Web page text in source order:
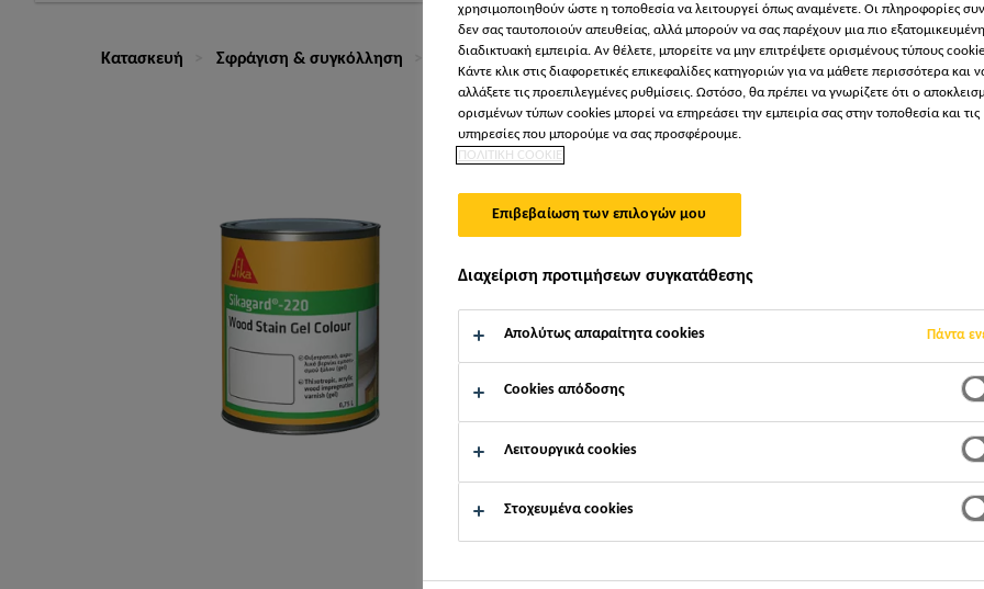
Κατασκευή Σφράγιση & συγκόλληση Προστασία ξύλινων επιφανειών Sikagard®-220 Wood Stain Gel Colour
Sikagard®-220
Colour
Υψηλής ποιότητας gel βερνίκι εμποτισμού
Υψηλής ποιότητας, ακρυλικό, θιξοτροπικό,
gel. Αναδεικνύει τη φυσική ομορφιά των κόκκων
Εύκολη εφαρμογή. Δε στάζει κατά την εφαρμογή
ΒΡΕΊΤΕ ΚΑΤΆΣΤΗΜΑ SIKA
χρησιμοποιηθούν ώστε η τοποθεσία να λειτουργεί όπως αναμένετε. Οι πληροφορίες
δεν σας ταυτοποιούν απευθείας, αλλά μπορούν να σας παρέχουν μια πιο εξατομικευμένη
διαδικτυακή εμπειρία. Αν θέλετε, μπορείτε να μην επιτρέψετε ορισμένους τύπους
Κάντε κλικ στις διαφορετικές επικεφαλίδες κατηγοριών για να μάθετε περισσότερα και
αλλάξετε τις προεπιλεγμένες ρυθμίσεις. Ωστόσο, θα πρέπει να γνωρίζετε ότι ο
ορισμένων τύπων cookies μπορεί να επηρεάσει την εμπειρία σας στην τοποθεσία και τις
υπηρεσίες που μπορούμε να σας προσφέρουμε.
ΠΟΛΙΤΙΚΗ COOKIE
Επιβεβαίωση των επιλογών μου
Διαχείριση προτιμήσεων συγκατάθεσης
Απολύτως απαραίτητα cookies Πάντα
Cookies απόδοσης
Λειτουργικά cookies
Στοχευμένα cookies